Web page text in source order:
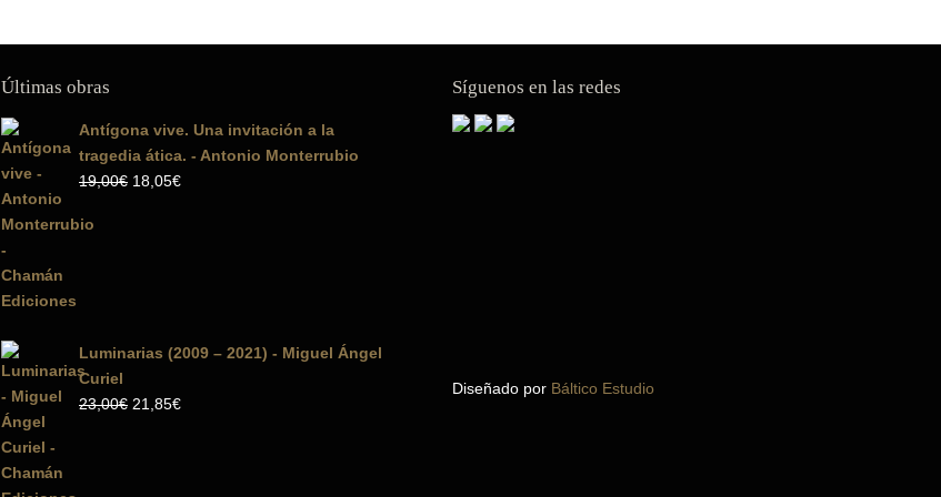
Últimas obras
Antígona vive. Una invitación a la
tragedia ática. - Antonio Monterrubio
19,00€ El
18,05€El
Luminarias (2009 – 2021) - Miguel Ángel
Curiel
23,00€ El
21,85€El
Síguenos en las redes
Diseñado por Báltico Estudio